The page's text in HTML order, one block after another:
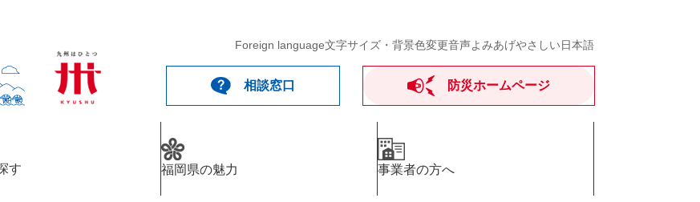
Foreign language文字サイズ・背景色変更音声よみあげやさしい日本語
相談窓口 防災ホームページ
す 福岡県の魅力 事業者の方へ